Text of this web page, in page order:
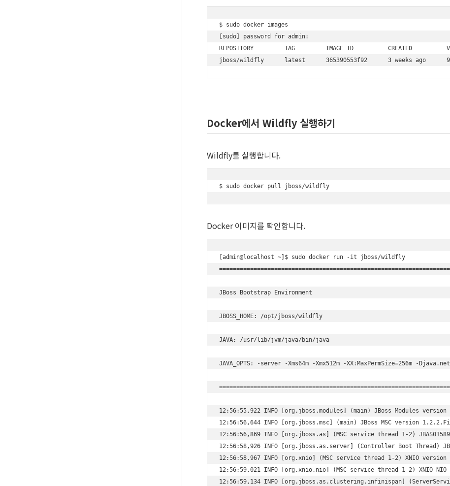
$ sudo docker images
[sudo] password for admin:
REPOSITORY         TAG         IMAGE ID          CREATED
jboss/wildfly      latest      365390553f92      3 weeks ago
Docker에서 Wildfly 실행하기
Wildfly를 실행합니다.
$ sudo docker pull jboss/wildfly
Docker 이미지를 확인합니다.
[admin@localhost ~]$ sudo docker run -it jboss/wildfly
JBoss Bootstrap Environment
JBOSS_HOME: /opt/jboss/wildfly
JAVA: /usr/lib/jvm/java/bin/java
JAVA_OPTS: -server -Xms64m -Xmx512m -XX:MaxPermSize=256m -
12:56:55,922 INFO [org.jboss.modules] (main) JBoss Modules
12:56:56,644 INFO [org.jboss.msc] (main) JBoss MSC version
12:56:56,869 INFO [org.jboss.as] (MSC service thread 1-2)
12:56:58,926 INFO [org.jboss.as.server] (Controller Boot Thread)
12:56:58,967 INFO [org.xnio] (MSC service thread 1-2) XNIO
12:56:59,021 INFO [org.xnio.nio] (MSC service thread 1-2) XNIO
12:56:59,134 INFO [org.jboss.as.clustering.infinispan]